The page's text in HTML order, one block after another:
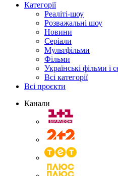
Категорії
Реаліті-шоу
Розважальні шоу
Новини
Серіали
Мультфільми
Фільми
Українські фільми і
Всі категорії
Всі проєкти
Канали